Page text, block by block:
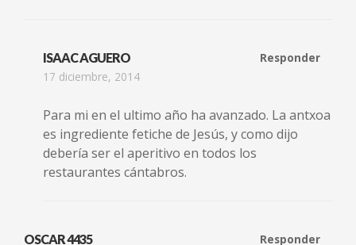
ISAAC AGUERO
17 diciembre, 2014
Responder
Para mi en el ultimo año ha avanzado. La antxoa
es ingrediente fetiche de Jesús, y como dijo
debería ser el aperitivo en todos los
restaurantes cántabros.
OSCAR 4435
Responder